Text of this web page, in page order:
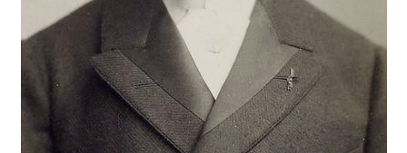
Timna Park şi
Minele regelui
Solomon
Salvat de la înec de
fiinţe verzi